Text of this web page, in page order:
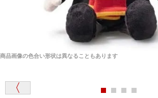
商品画像の色合い形状は異なることもあります